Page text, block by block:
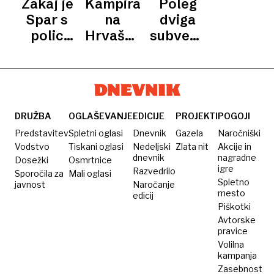
na 2,5
odstotka
višje
parkirnine
višje. Za
koliko?
Zakaj je
Spar s
polic
izdelke
blagovnih
znamk?
KAMPIRANJE
Kampiranje
na
Hrvaškem
dražje
Poleg
dviga
subvencije
prenove
sistema
študentskih
bonov
tudi v
poostren
nadzor
ponudnikov
DRUŽBA
Predstavitev
Vodstvo
Dosežki
Sporočila za
javnost
OGLAŠEVANJE
Spletni oglasi
Tiskani oglasi
Osmrtnice
Mali oglasi
EDICIJE
Dnevnik
Nedeljski
dnevnik
Razvedrilo
Naročanje
edicij
PROJEKTI
Gazela
Zlata nit
POGOJI
Naročniški
Akcije in
nagradne
igre
Spletno
mesto
Piškotki
Avtorske
pravice
Volilna
kampanja
Zasebnost